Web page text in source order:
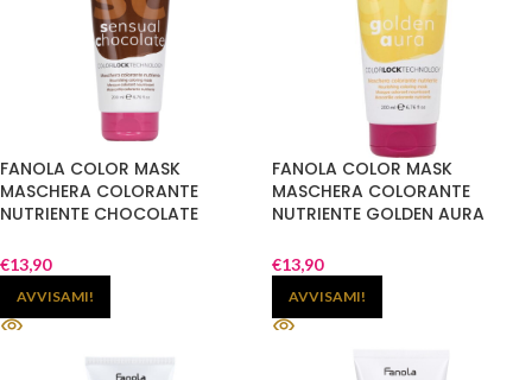
FANOLA COLOR MASK
MASCHERA COLORANTE
NUTRIENTE CHOCOLATE
€13,90
AVVISAMI!
FANOLA COLOR MASK
MASCHERA COLORANTE
NUTRIENTE GOLDEN AURA
€13,90
AVVISAMI!